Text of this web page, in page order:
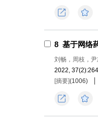
8 基于网络
刘畅，周枝，
2022,
[摘要](1006)